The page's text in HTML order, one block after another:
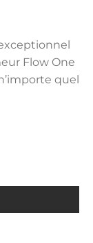
Flow One
quel